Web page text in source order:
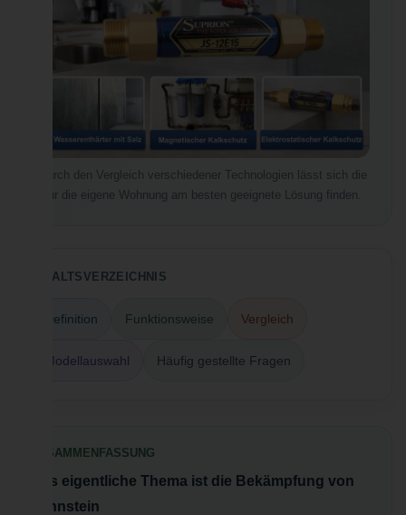
Durch den Vergleich verschiedener Technologien lässt sich die
für die eigene Wohnung am besten geeignete Lösung finden.
INHALTSVERZEICHNIS
Definition Funktionsweise Vergleich
Modellauswahl Häufig gestellte Fragen
ZUSAMMENFASSUNG
Das eigentliche Thema ist die Bekämpfung von
Zahnstein